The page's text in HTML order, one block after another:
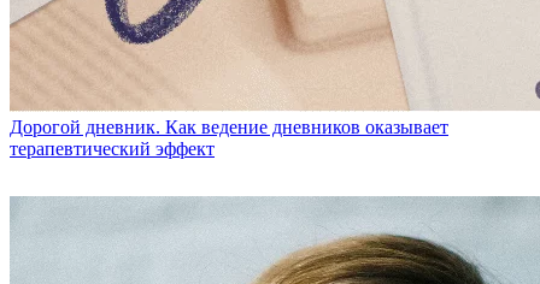
Дорогой дневник. Как ведение дневников оказывает
терапевтический эффект